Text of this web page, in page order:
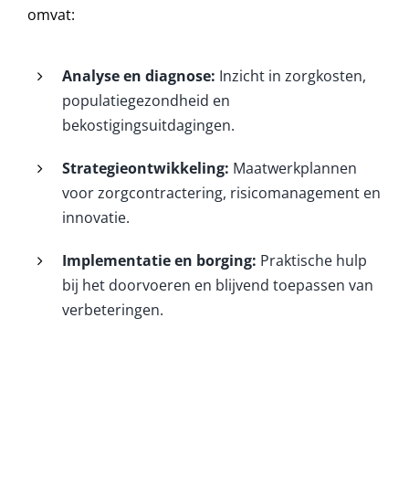
omvat:
Analyse en diagnose: Inzicht in zorgkosten,
populatiegezondheid en
bekostigingsuitdagingen.
Strategieontwikkeling: Maatwerkplannen
voor zorgcontractering, risicomanagement en
innovatie.
Implementatie en borging: Praktische hulp
bij het doorvoeren en blijvend toepassen van
verbeteringen.